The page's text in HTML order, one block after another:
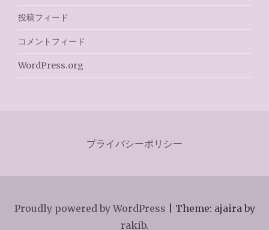
投稿フィード
コメントフィード
WordPress.org
プライバシーポリシー
Proudly powered by WordPress
Theme: ajaira by
rakib.